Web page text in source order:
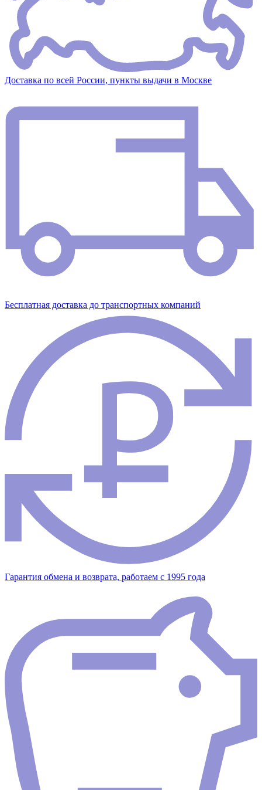
Доставка по всей России, пункты выдачи в Москве
Бесплатная доставка до транспортных компаний
Гарантия обмена и возврата, работаем с 1995 года